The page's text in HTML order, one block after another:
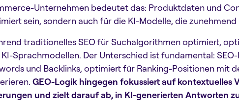
Unternehmen bedeutet das: Produktdaten und
sein, sondern auch für die KI-Modelle, die
traditionelles SEO für Suchalgorithmen optimiert,
Sprachmodellen. Der Unterschied ist fundamental:
und Backlinks, optimiert für Ranking-Positionen mit
GEO-Logik hingegen fokussiert auf kontextuelles
und zielt darauf ab, in KI-generierten Antworten